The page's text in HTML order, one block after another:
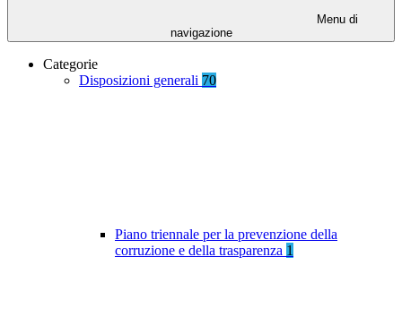
Menu di
navigazione
Categorie
Disposizioni generali 70
Piano triennale per la prevenzione della
corruzione e della trasparenza 1